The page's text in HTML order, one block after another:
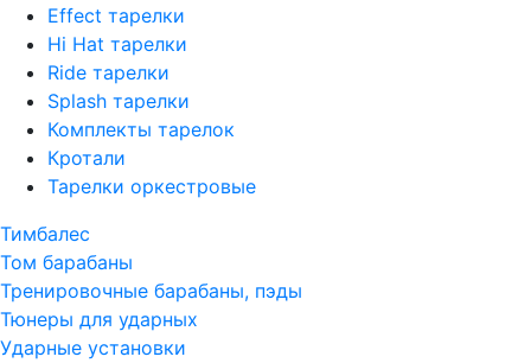
Effect тарелки
Hi Hat тарелки
Ride тарелки
Splash тарелки
Комплекты тарелок
Кротали
Тарелки оркестровые
Тимбалес
Том барабаны
Тренировочные барабаны, пэды
Тюнеры для ударных
Ударные установки